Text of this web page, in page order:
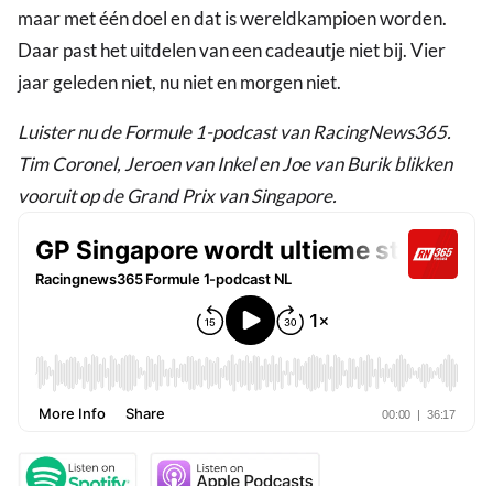
maar met één doel en dat is wereldkampioen worden.
Daar past het uitdelen van een cadeautje niet bij. Vier
jaar geleden niet, nu niet en morgen niet.
Luister nu de Formule 1-podcast van RacingNews365.
Tim Coronel, Jeroen van Inkel en Joe van Burik blikken
vooruit op de Grand Prix van Singapore.